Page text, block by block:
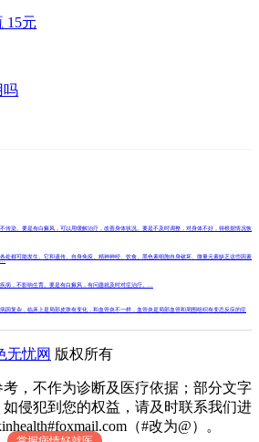
15元
吗
传染。要是有白癜风，可以用缓解治疗，改善身体状况。要是不及时调整，对身体不好，得根据情况恢
处都可能发生。它和遗传、自身免疫、精神神经、饮食、黑色素细胞自身破坏、微量元素缺乏这些因素
...
病，不影响生育。要是有白癜风，有问题就及时对症治疗。...
因复杂，临床上是局部皮肤有变化，和血管炎不一样，血管炎是局部血管和周围组织有变态反应的症
无忧网 版权所有
，不作为诊断及医疗依据；部分文字
侵犯到您的权益，请及时联系我们进
（#改为@）。